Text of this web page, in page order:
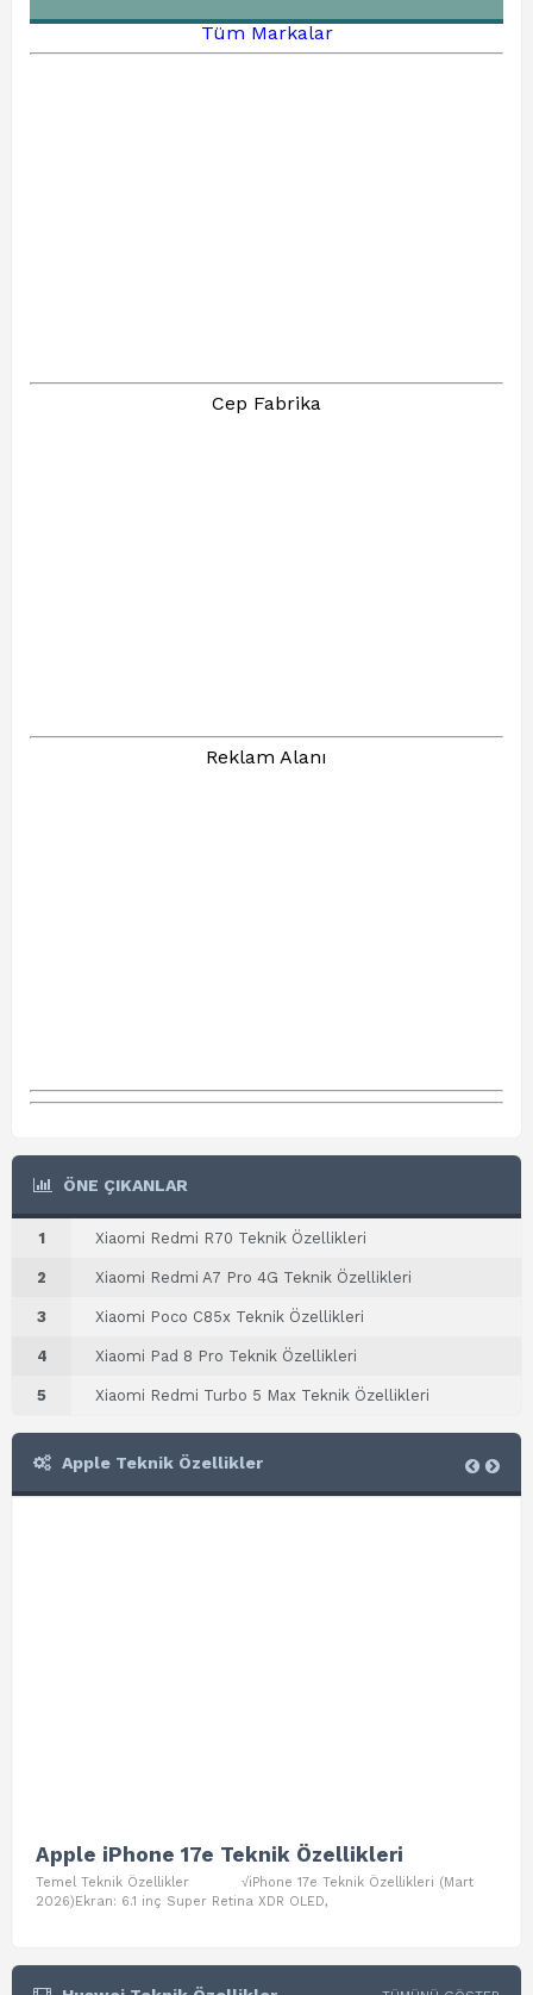
Tüm Markalar
Cep Fabrika
Reklam Alanı
ÖNE ÇIKANLAR
1 Xiaomi Redmi R70 Teknik Özellikleri
2 Xiaomi Redmi A7 Pro 4G Teknik Özellikleri
3 Xiaomi Poco C85x Teknik Özellikleri
4 Xiaomi Pad 8 Pro Teknik Özellikleri
5 Xiaomi Redmi Turbo 5 Max Teknik Özellikleri
Apple Teknik Özellikler
Apple iPhone 17e Teknik Özellikleri
Temel Teknik Özellikler √iPhone 17e Teknik Özellikleri (Mart
2026)Ekran: 6.1 inç Super Retina XDR OLED,